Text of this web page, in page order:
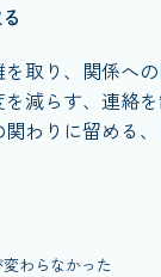
取り、関係へ
減らす、連絡
わりに留める
変わらなかった